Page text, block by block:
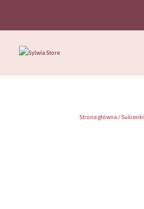
Strona główna /Sukienki